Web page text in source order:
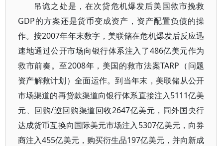
吊诡之处是，在次贷危机爆发后美国救市挽救
GDP的方案还是货币变成资产，资产配置负债的操
作。按2007年年末数字，美联储在危机爆发后反应迅
速地通过公开市场向银行体系注入了486亿美元作为
救市前奏。至2008年，美国的救市法案TARP（问题
资产解救计划）全面运作。到当年末，美联储从公开
市场渠道的再贷款渠道向银行体系直接注入5111亿美
元、回购/逆回购渠道回收2647亿美元，同外国央行
达成货币互换向国际美元市场注入5307亿美元，向券
商注入455亿美元，购买衍生品197亿美元，并向新成